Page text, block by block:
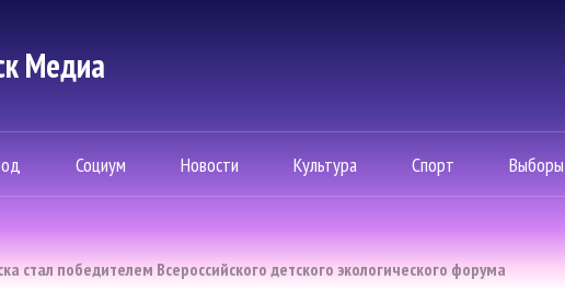
Mедиа
Социум Новости Культура Спорт Выборы
стал победителем Всероссийского детского экологического форума